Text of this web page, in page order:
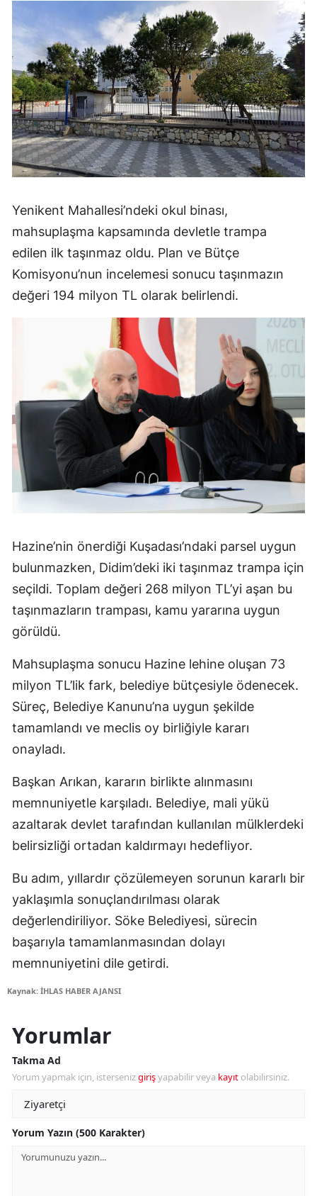
Yenikent Mahallesi’ndeki okul binası,
mahsuplaşma kapsamında devletle trampa
edilen ilk taşınmaz oldu. Plan ve Bütçe
Komisyonu’nun incelemesi sonucu taşınmazın
değeri 194 milyon TL olarak belirlendi.
Hazine’nin önerdiği Kuşadası’ndaki parsel uygun
bulunmazken, Didim’deki iki taşınmaz trampa için
seçildi. Toplam değeri 268 milyon TL’yi aşan bu
taşınmazların trampası, kamu yararına uygun
görüldü.
Mahsuplaşma sonucu Hazine lehine oluşan 73
milyon TL’lik fark, belediye bütçesiyle ödenecek.
Süreç, Belediye Kanunu’na uygun şekilde
tamamlandı ve meclis oy birliğiyle kararı
onayladı.
Başkan Arıkan, kararın birlikte alınmasını
memnuniyetle karşıladı. Belediye, mali yükü
azaltarak devlet tarafından kullanılan mülklerdeki
belirsizliği ortadan kaldırmayı hedefliyor.
Bu adım, yıllardır çözülemeyen sorunun kararlı bir
yaklaşımla sonuçlandırılması olarak
değerlendiriliyor. Söke Belediyesi, sürecin
başarıyla tamamlanmasından dolayı
memnuniyetini dile getirdi.
Kaynak: İHLAS HABER AJANSI
Yorumlar
Takma Ad
Yorum yapmak için, istersenizgirişyapabilir veya kayıt olabilirsiniz.
Yorum Yazın (500 Karakter)